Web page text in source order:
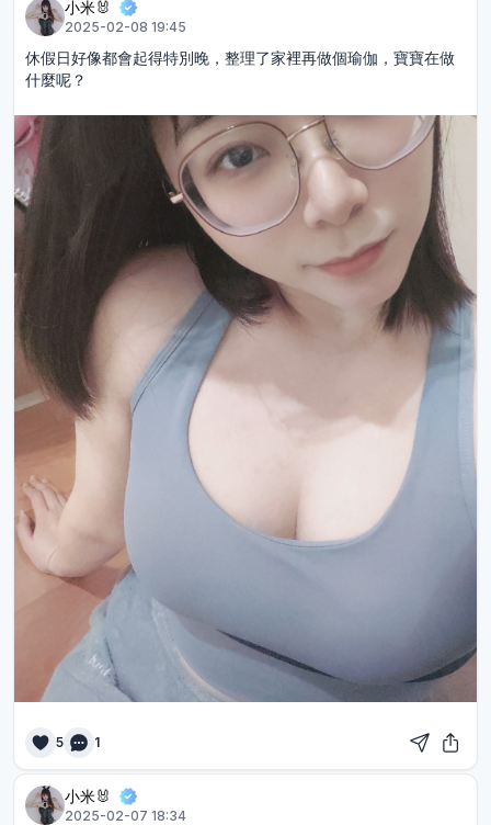
小米🐰
2025-02-08 19:45
休假日好像都會起得特別晚，整理了家裡再做個瑜伽，寶寶在做
什麼呢？
5 1
小米🐰
2025-02-07 18:34